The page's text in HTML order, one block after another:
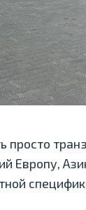
просто
Европу,